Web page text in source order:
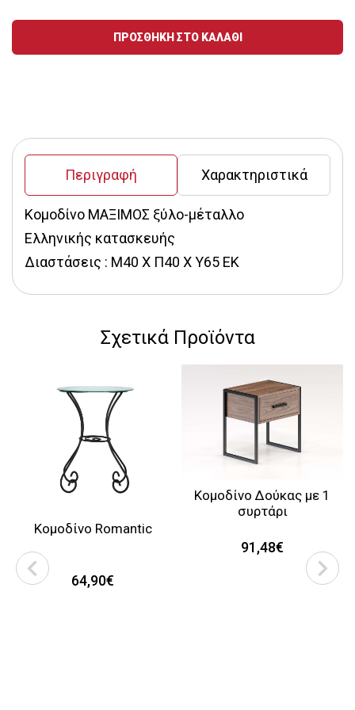
ΠΡΟΣΘΗΚΗ ΣΤΟ ΚΑΛΑΘΙ
Περιγραφή Χαρακτηριστικά
Κομοδίνο ΜΑΞΙΜΟΣ ξύλο-μέταλλο
Ελληνικής κατασκευής
Διαστάσεις : Μ40 Χ Π40 Χ Υ65 ΕΚ
Σχετικά Προϊόντα
Κομοδίνο Romantic
64,90€
Κομοδίνο Δούκας με 1
συρτάρι
91,48€